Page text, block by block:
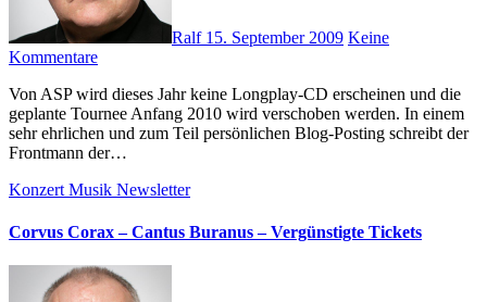
Ralf 15. September 2009 Keine
Kommentare
Von ASP wird dieses Jahr keine Longplay-CD erscheinen und die
geplante Tournee Anfang 2010 wird verschoben werden. In einem
sehr ehrlichen und zum Teil persönlichen Blog-Posting schreibt der
Frontmann der…
Konzert Musik Newsletter
Corvus Corax – Cantus Buranus – Vergünstigte Tickets